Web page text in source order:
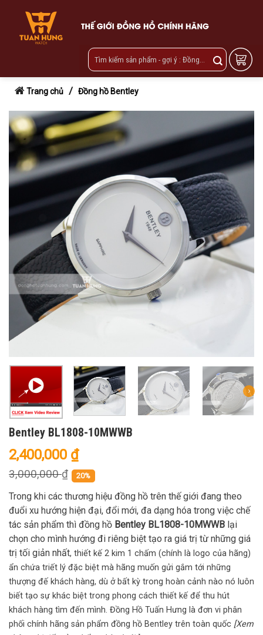
content
Trang chủ / Đồng hồ Bentley
Bentley BL1808-10MWWB
2,400,000 ₫
3,000,000₫ 20%
Trong khi các thương hiệu đồng hồ trên thế giới đang theo
đuổi xu hướng hiện đại, đổi mới, đa dạng hóa trong việc chế
tác sản phẩm thì đồng hồ Bentley BL1808-10MWWB lại
chọn cho mình hướng đi riêng biệt tạo ra giá trị từ những giá
trị tối giản nhất, thiết kế 2 kim 1 chấm (chính là logo của hãng)
ẩn chứa triết lý đặc biệt mà hãng muốn gửi gắm tới những
thượng đế khách hàng, dù ở bất kỳ trong hoàn cảnh nào nó luôn
biết tạo sự khác biệt trong phong cách thiết kế để thu hút
khách hàng tìm đến mình. Đồng Hồ Tuấn Hưng là đơn vi phân
phối chính hãng sản phẩm đồng hồ Bentley trên toàn quốc [Xem